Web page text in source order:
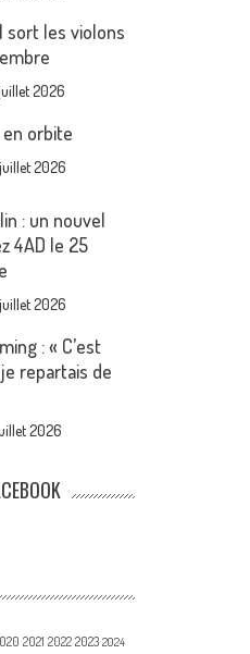
sort les violons
2026
en orbite
2026
: un nouvel
4AD le 25
2026
: « C’est
repartais de
2026
2021 2022 2023 2024